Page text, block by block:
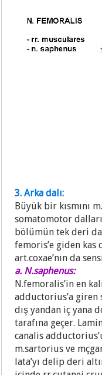
3. Arka dalı:
Büyük bir kısmını
somatomotor
bölümün tek deri
femoris’e giden kas
art.coxae’nın da
a. N.saphenus:
N.femoralis’in en
adductorius’a giren
dış yandan iç yana
tarafına geçer.
canalis
m.sartorius ve
lata’yı delip deri